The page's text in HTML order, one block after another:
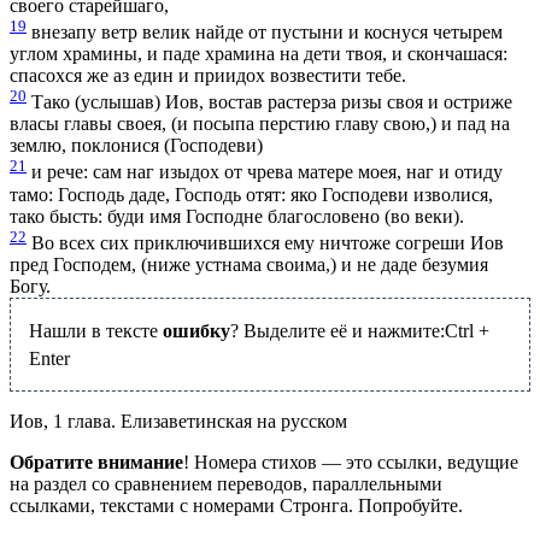
своего старейшаго,
19 внезапу ветр велик найде от пустыни и коснуся четырем
углом храмины, и паде храмина на дети твоя, и скончашася:
спасохся же аз един и приидох возвестити тебе.
20 Тако (услышав) Иов, востав растерза ризы своя и остриже
власы главы своея, (и посыпа перстию главу свою,) и пад на
землю, поклонися (Господеви)
21 и рече: сам наг изыдох от чрева матере моея, наг и отиду
тамо: Господь даде, Господь отят: яко Господеви изволися,
тако бысть: буди имя Господне благословено (во веки).
22 Во всех сих приключившихся ему ничтоже согреши Иов
пред Господем, (ниже устнама своима,) и не даде безумия
Богу.
Нашли в тексте ошибку? Выделите её и нажмите:Ctrl +
Enter
Иов, 1 глава. Елизаветинская на русском
Обратите внимание! Номера стихов — это ссылки, ведущие
на раздел со сравнением переводов, параллельными
ссылками, текстами с номерами Стронга. Попробуйте.